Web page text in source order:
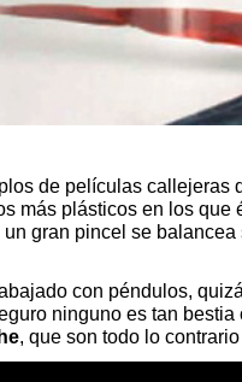
de películas callejeras
más plásticos en los que
gran pincel se
con péndulos,
ninguno es tan
, que son todo lo